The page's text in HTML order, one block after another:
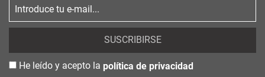
SUSCRIBIRSE
He leído y acepto la política de privacidad